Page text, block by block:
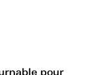
pour